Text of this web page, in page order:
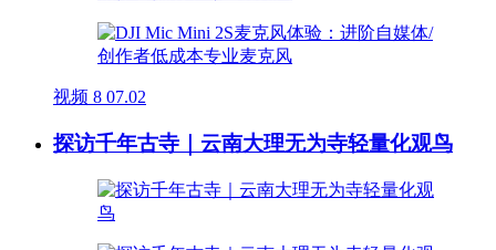
视频 8 07.02
探访千年古寺｜云南大理无为寺轻量化观鸟